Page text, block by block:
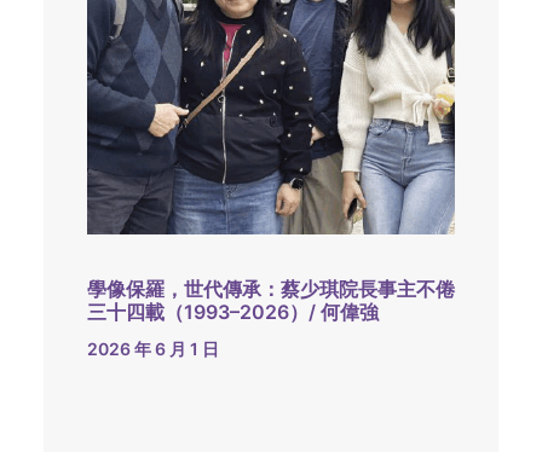
學像保羅，世代傳承：蔡少琪院長事主不倦
三十四載（1993–2026）/ 何偉強
2026 年 6 月 1 日